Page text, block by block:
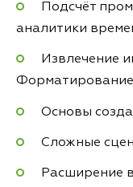
Подсчёт
аналитики
Извлечение
Форматирование
Основы
Сложные
Расширение